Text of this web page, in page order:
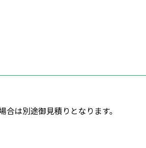
は別途御見積りとなります。